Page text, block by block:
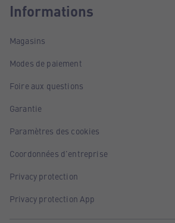
Informations
Magasins
Modes de paiement
Foire aux questions
Garantie
Paramètres des cookies
Coordonnées d'entreprise
Privacy protection
Privacy protection App